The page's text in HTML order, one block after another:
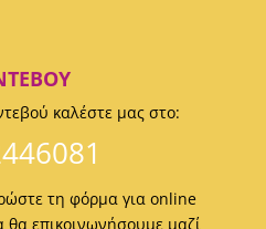
καλέστε μας στο:
τη φόρμα για online
θα επικοινωνήσουμε μαζί